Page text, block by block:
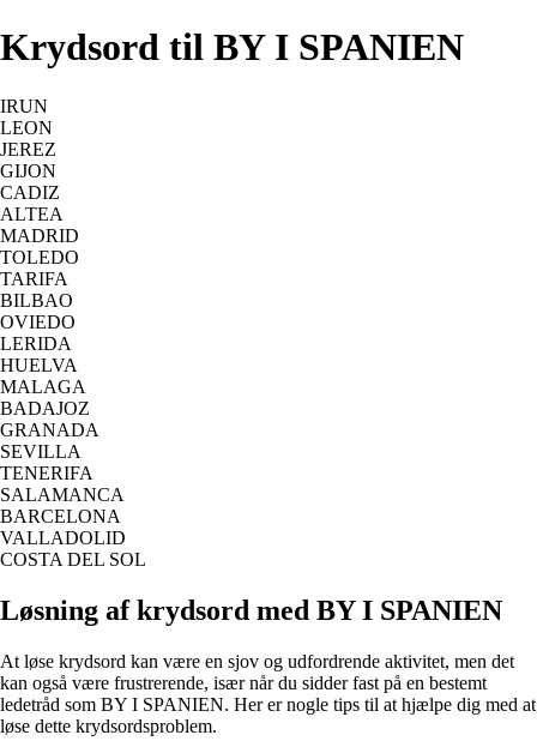
Krydsord til BY I SPANIEN
IRUN
LEON
JEREZ
GIJON
CADIZ
ALTEA
MADRID
TOLEDO
TARIFA
BILBAO
OVIEDO
LERIDA
HUELVA
MALAGA
BADAJOZ
GRANADA
SEVILLA
TENERIFA
SALAMANCA
BARCELONA
VALLADOLID
COSTA DEL SOL
Løsning af krydsord med BY I SPANIEN
At løse krydsord kan være en sjov og udfordrende aktivitet, men det
kan også være frustrerende, især når du sidder fast på en bestemt
ledetråd som BY I SPANIEN. Her er nogle tips til at hjælpe dig med at
løse dette krydsordsproblem.